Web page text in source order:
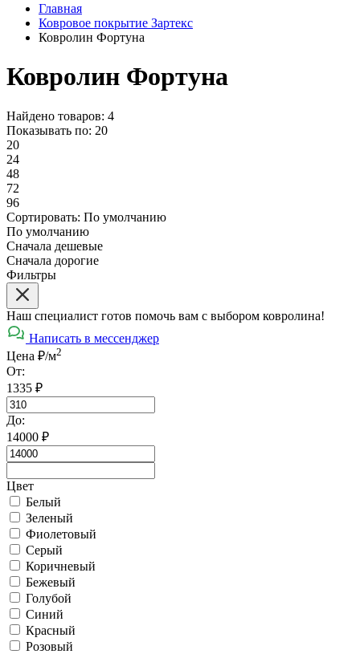
Главная
Ковровое покрытие Зартекс
Ковролин Фортуна
Ковролин Фортуна
Найдено товаров: 4
Показывать по: 20
20
24
48
72
96
Сортировать: По умолчанию
По умолчанию
Сначала дешевые
Сначала дорогие
Фильтры
Наш специалист готов помочь вам с выбором ковролина!
Написать в мессенджер
Цена ₽/м2
От:
1335 ₽
До:
14000 ₽
Цвет
Белый
Зеленый
Фиолетовый
Серый
Коричневый
Бежевый
Голубой
Синий
Красный
Розовый